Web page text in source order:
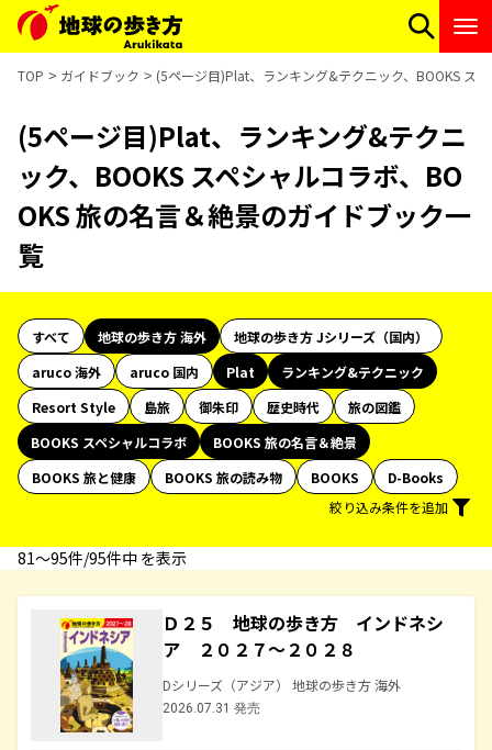
TOP ガイドブック (5ページ目)Plat、ランキング&テクニック、BOOKS ス
(5ページ目)Plat、ランキング&テクニ
ック、BOOKS スペシャルコラボ、BO
OKS 旅の名言＆絶景のガイドブック一
覧
すべて 地球の歩き方 海外
地球の歩き方 Jシリーズ（国内）
aruco 海外
aruco 国内 Plat
ランキング&テクニック
Resort Style
島旅 御朱印 歴史時代
旅の図鑑
BOOKS スペシャルコラボ
BOOKS 旅の名言＆絶景
BOOKS 旅と健康
BOOKS 旅の読み物 BOOKS
D-Books
絞り込み条件を追加
81〜95件/95件中 を表示
Ｄ２５ 地球の歩き方 インドネシ
ア ２０２７～２０２８
Dシリーズ（アジア） 地球の歩き方 海外
2026.07.31 発売